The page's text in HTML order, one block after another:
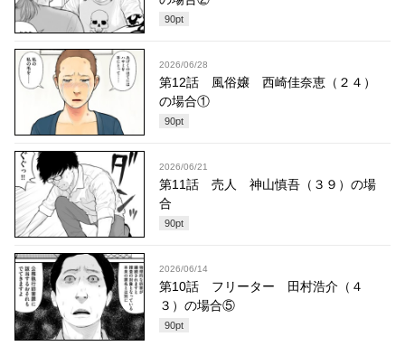
90pt
2026/06/28
第12話 風俗嬢 西崎佳奈恵（２４）
の場合①
90pt
2026/06/21
第11話 売人 神山慎吾（３９）の場
合
90pt
2026/06/14
第10話 フリーター 田村浩介（４
３）の場合⑤
90pt